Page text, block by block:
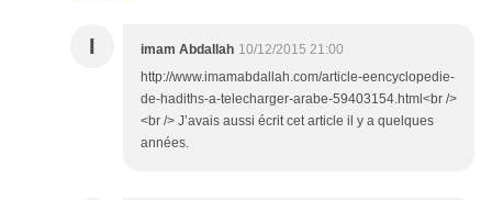
I imam Abdallah 10/12/2015 21:00
http://www.imamabdallah.com/article-eencyclopedie-
de-hadiths-a-telecharger-arabe-59403154.html<br />
<br /> J’avais aussi écrit cet article il y a quelques
années.